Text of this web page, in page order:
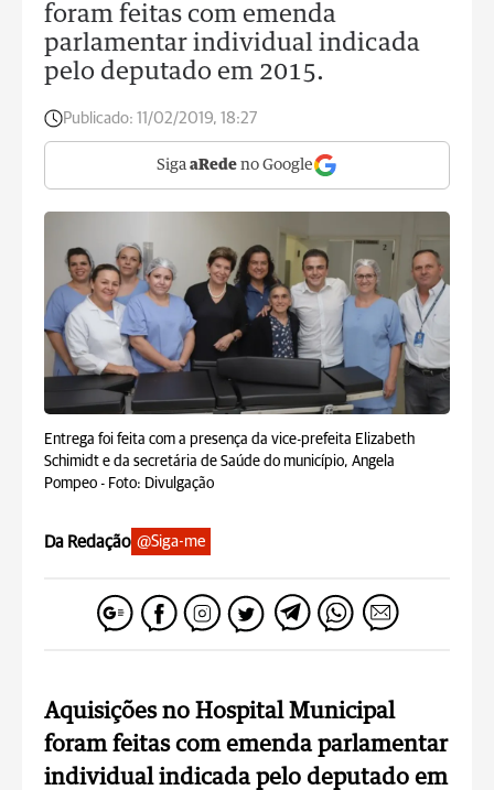
foram feitas com emenda
parlamentar individual indicada
pelo deputado em 2015.
Publicado: 11/02/2019, 18:27
Siga aRede no Google
Entrega foi feita com a presença da vice-prefeita Elizabeth
Schimidt e da secretária de Saúde do município, Angela
Pompeo - Foto: Divulgação
Da Redação @Siga-me
Aquisições no Hospital Municipal
foram feitas com emenda parlamentar
individual indicada pelo deputado em